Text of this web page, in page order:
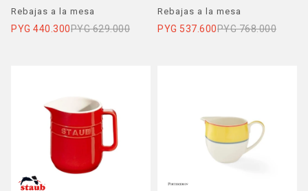
VASO
Rebajas a la mesa
PYG 440.300PYG 629.000
ML
Rebajas a la mesa
PYG 537.600PYG 768.000